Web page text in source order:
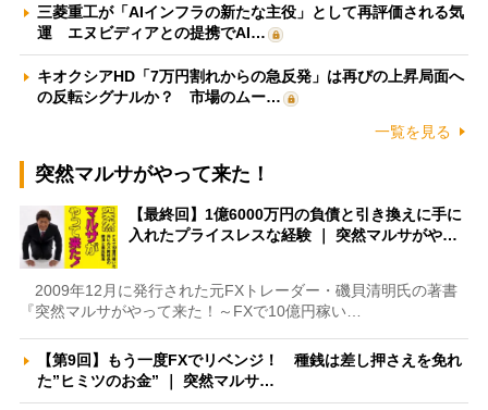
三菱重工が「AIインフラの新たな主役」として再評価される気
運 エヌビディアとの提携でAI…
キオクシアHD「7万円割れからの急反発」は再びの上昇局面へ
の反転シグナルか？ 市場のムー…
一覧を見る
突然マルサがやって来た！
【最終回】1億6000万円の負債と引き換えに手に
入れたプライスレスな経験 ｜ 突然マルサがや…
2009年12月に発行された元FXトレーダー・磯貝清明氏の著書
『突然マルサがやって来た！～FXで10億円稼い…
【第9回】もう一度FXでリベンジ！ 種銭は差し押さえを免れ
た”ヒミツのお金” ｜ 突然マルサ…